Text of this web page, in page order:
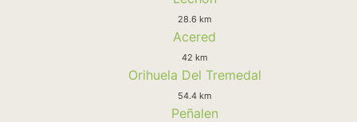
28.6 km
Acered
42 km
Orihuela Del Tremedal
54.4 km
Peñalen